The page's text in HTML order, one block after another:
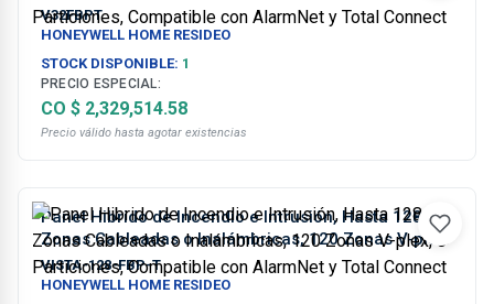
2 Particiones, Compatible con AlarmNet y Total
Connect
V32FBPT
HONEYWELL HOME RESIDEO
STOCK DISPONIBLE: 1
PRECIO ESPECIAL:
CO $ 2,329,514.58
Precio válido hasta agotar existencias
Panel Hibrido de Incendio e Intrusión, Hasta 128
Zonas Cableadas o Inalámbricas, 120 Zonas V-plex,
8 Particiones, Compatible con AlarmNet y Total
Connect
VISTA-128-FBP-T
HONEYWELL HOME RESIDEO